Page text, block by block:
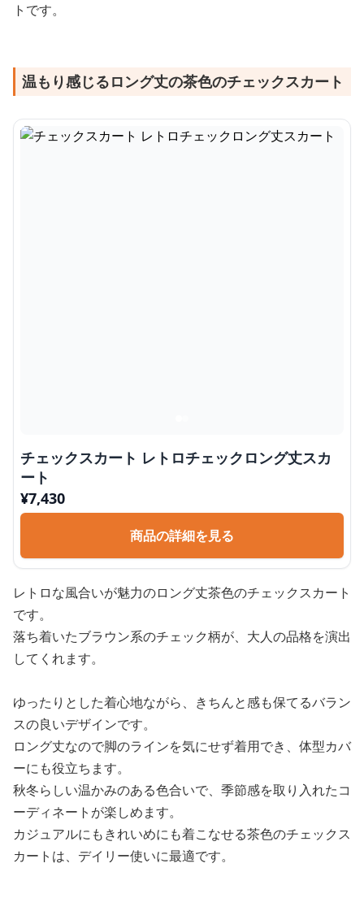
トです。
温もり感じるロング丈の茶色のチェックスカート
チェックスカート レトロチェックロング丈スカ
ート
¥7,430
商品の詳細を見る
レトロな風合いが魅力のロング丈茶色のチェックスカート
です。
落ち着いたブラウン系のチェック柄が、大人の品格を演出
してくれます。
ゆったりとした着心地ながら、きちんと感も保てるバラン
スの良いデザインです。
ロング丈なので脚のラインを気にせず着用でき、体型カバ
ーにも役立ちます。
秋冬らしい温かみのある色合いで、季節感を取り入れたコ
ーディネートが楽しめます。
カジュアルにもきれいめにも着こなせる茶色のチェックス
カートは、デイリー使いに最適です。